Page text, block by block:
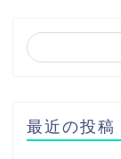
最近の投稿